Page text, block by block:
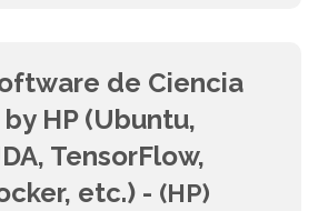
de Ciencia
HP (Ubuntu,
TensorFlow,
etc.) - (HP)